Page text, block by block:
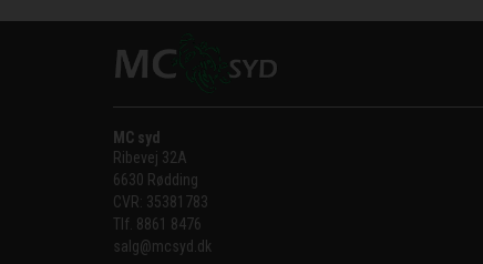
MC syd
Ribevej 32A
6630 Rødding
CVR: 35381783
Tlf. 8861 8476
salg@mcsyd.dk